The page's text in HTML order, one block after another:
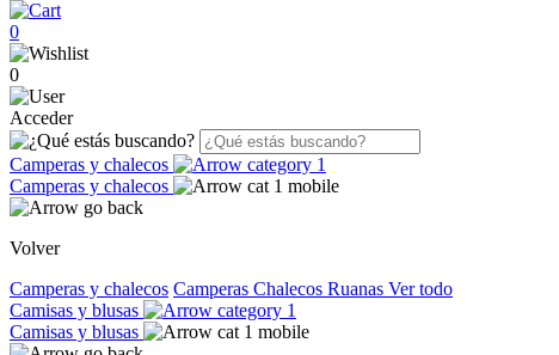
0
0
Acceder
Camperas y chalecos
Camperas y chalecos
Volver
Camperas y chalecos Camperas Chalecos Ruanas Ver todo
Camisas y blusas
Camisas y blusas